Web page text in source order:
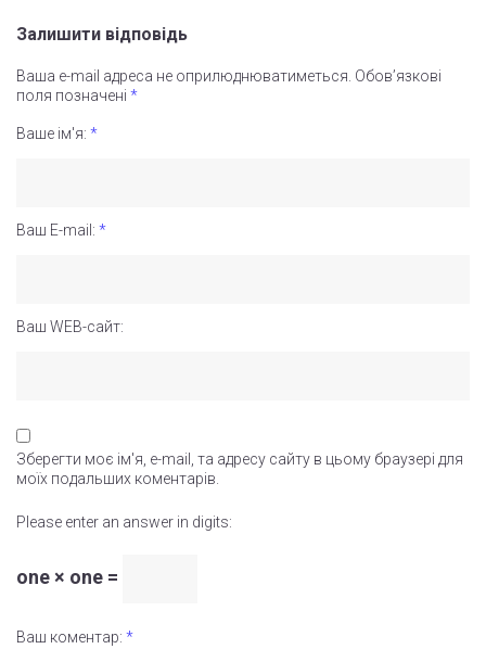
Залишити відповідь
Ваша e-mail адреса не оприлюднюватиметься. Обов’язкові
поля позначені *
Ваше ім'я: *
Ваш E-mail: *
Ваш WEB-сайт:
Зберегти моє ім'я, e-mail, та адресу сайту в цьому браузері для
моїх подальших коментарів.
Please enter an answer in digits:
one × one =
Ваш коментар: *